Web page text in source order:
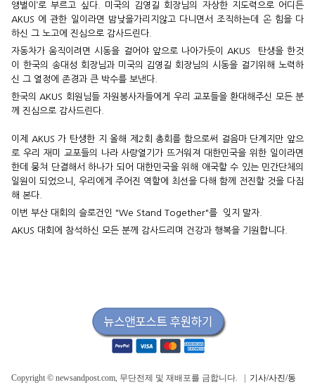
앵벌이’로 부르고 싶다. 미국의 김영길 회장님의 자상한 지도력으로 어디든
AKUS 에 관한 일이라면 밤낮을가리지않고 다니면서 조직하는데 온 힘을 다
하신 그 노고에 진심으로 감사드린다.
자동차가 움직이려면 시동을 걸어야 앞으로 나아가듯이 AKUS 탄생을 한것
이 한국의 송대성 회장님과 미국의 김영길 회장님의 시동을 걸기위해 노력하
신 그 열정에 존경과 큰 박수를 보낸다.
한국의 AKUS 회원님들 자원봉사자들에게 우리 교포들을 환대해주신 모든 분
께 진심으로 감사드린다.
이제 AKUS 가 탄생한 지 올해 제2회 총회를 함으로써 걸음마 단계지만 앞으
로 우리 재미 교포들의 나라 사랑열기가 뜨거워져 대한민국을 위한 일이라면
한데 뭉쳐 단결해서 하나가 되어 대한민국을 위해 애국할 수 있는 민간단체의
일원이 되었으니, 우리에게 주어진 역할에 최선을 다해 함께 전진할 것을 다짐
해 본다.
이번 부산 대회의 슬로건인 "We Stand Together"를 잊지 말자.
AKUS 대회에 참석하신 모든 분께 감사드리며 건강과 행복을 기원합니다.
Copyright © newsandpost.com, 무단전제 및 재배포를 금합니다. | 기사/사진/동